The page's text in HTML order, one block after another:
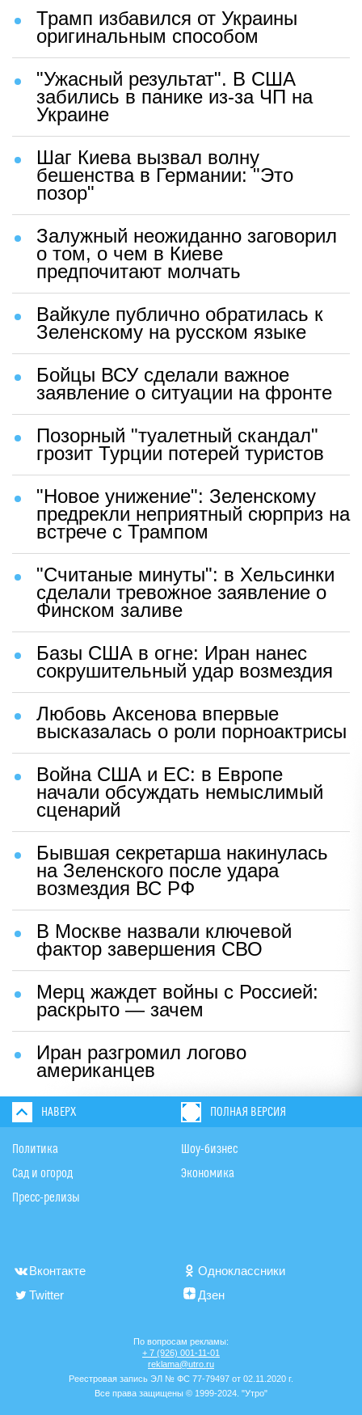
Трамп избавился от Украины
оригинальным способом
"Ужасный результат". В США
забились в панике из-за ЧП на
Украине
Шаг Киева вызвал волну
бешенства в Германии: "Это
позор"
Залужный неожиданно заговорил
о том, о чем в Киеве
предпочитают молчать
Вайкуле публично обратилась к
Зеленскому на русском языке
Бойцы ВСУ сделали важное
заявление о ситуации на фронте
Позорный "туалетный скандал"
грозит Турции потерей туристов
"Новое унижение": Зеленскому
предрекли неприятный сюрприз на
встрече с Трампом
"Считаные минуты": в Хельсинки
сделали тревожное заявление о
Финском заливе
Базы США в огне: Иран нанес
сокрушительный удар возмездия
Любовь Аксенова впервые
высказалась о роли порноактрисы
Война США и ЕС: в Европе
начали обсуждать немыслимый
сценарий
Бывшая секретарша накинулась
на Зеленского после удара
возмездия ВС РФ
В Москве назвали ключевой
фактор завершения СВО
Мерц жаждет войны с Россией:
раскрыто — зачем
Иран разгромил логово
американцев
НАВЕРХ ПОЛНАЯ ВЕРСИЯ
Политика
Сад и огород
Пресс-релизы
Шоу-бизнес
Экономика
Вконтакте
Одноклассники
Twitter
Дзен
По вопросам рекламы:
+ 7 (926) 001-11-01
reklama@utro.ru
Реестровая запись ЭЛ № ФС 77-79497 от 02.11.2020 г.
Все права защищены © 1999-2024. "Утро"